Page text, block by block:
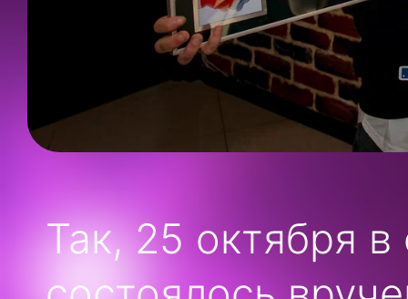
Так, 25 октября